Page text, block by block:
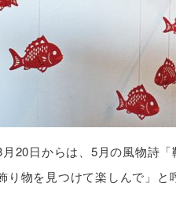
20日からは、5月の風物詩
物を見つけて楽しんで」と